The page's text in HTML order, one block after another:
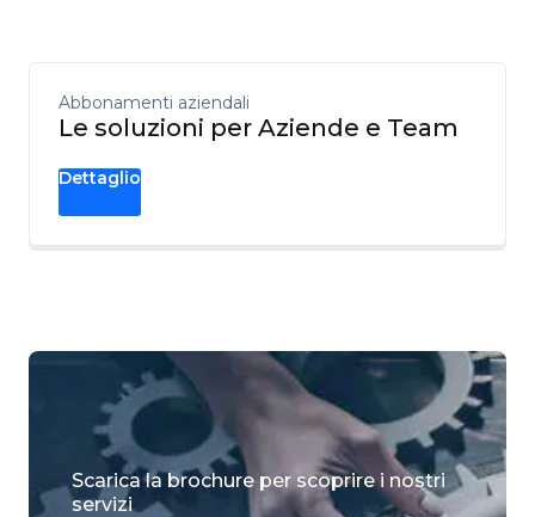
Abbonamenti aziendali
Le soluzioni per Aziende e Team
Dettaglio
Scarica la brochure per scoprire i nostri
servizi